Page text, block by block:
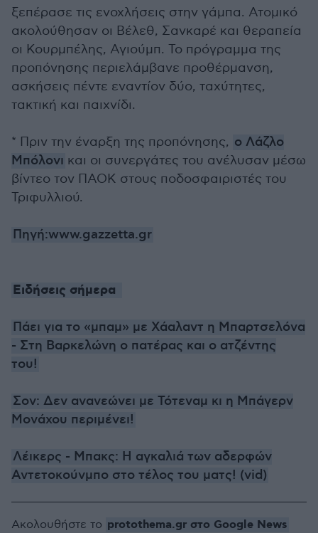
ξεπέρασε τις ενοχλήσεις στην γάμπα. Ατομικό
ακολούθησαν οι Βέλεθ, Σανκαρέ και θεραπεία
οι Κουρμπέλης, Αγιούμπ. Το πρόγραμμα της
προπόνησης περιελάμβανε προθέρμανση,
ασκήσεις πέντε εναντίον δύο, ταχύτητες,
τακτική και παιχνίδι.
* Πριν την έναρξη της προπόνησης, ο Λάζλο
Μπόλονι και οι συνεργάτες του ανέλυσαν μέσω
βίντεο τον ΠΑΟΚ στους ποδοσφαιριστές του
Τριφυλλιού.
Πηγή:www.gazzetta.gr
Ειδήσεις σήμερα
Πάει για το «μπαμ» με Χάαλαντ η Μπαρτσελόνα
- Στη Βαρκελώνη ο πατέρας και ο ατζέντης
του!
Σον: Δεν ανανεώνει με Τότεναμ κι η Μπάγερν
Μονάχου περιμένει!
Λέικερς - Μπακς: Η αγκαλιά των αδερφών
Αντετοκούνμπο στο τέλος του ματς! (vid)
Ακολουθήστε το protothema.gr στο Google News